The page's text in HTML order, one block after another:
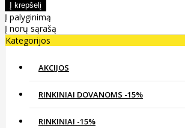
Į palyginimą
Į norų sąrašą
Kategorijos
AKCIJOS
RINKINIAI DOVANOMS -15%
RINKINIAI -15%